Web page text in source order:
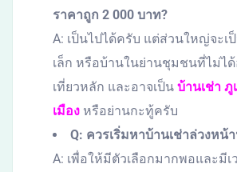
ราคาถูก 2 000 บาท?
A: เป็นไปได้ครับ แต่ส่วนใหญ่จะเ
เล็ก หรือบ้านในย่านชุมชนที่ไม่ได้
เที่ยวหลัก และอาจเป็น บ้านเช่า ภู
เมือง หรือย่านกะทู้ครับ
Q: ควรเริ่มหาบ้านเช่าล่วงหน้
A: เพื่อให้มีตัวเลือกมากพอและมีเ